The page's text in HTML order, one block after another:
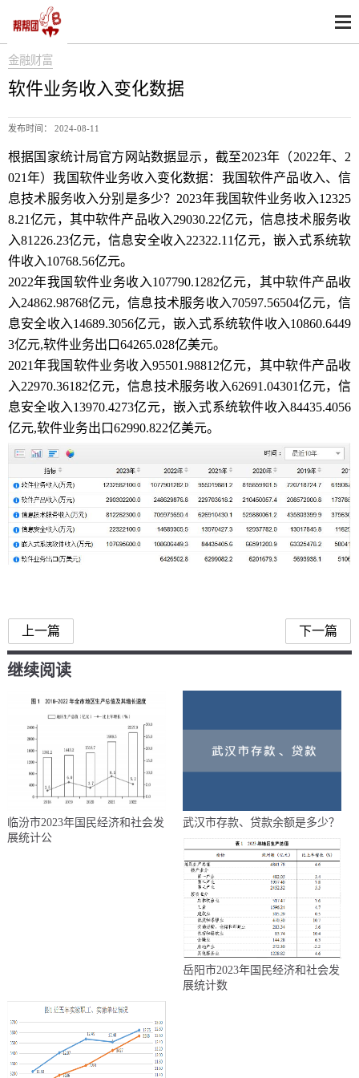
金融财富
软件业务收入变化数据
发布时间： 2024-08-11
根据国家统计局官方网站数据显示，截至2023年（2022年、2
021年）我国软件业务收入变化数据：我国软件产品收入、信
息技术服务收入分别是多少？2023年我国软件业务收入12325
8.21亿元，其中软件产品收入29030.22亿元，信息技术服务收
入81226.23亿元，信息安全收入22322.11亿元，嵌入式系统软
件收入10768.56亿元。
2022年我国软件业务收入107790.1282亿元，其中软件产品收
入24862.98768亿元，信息技术服务收入70597.56504亿元，信
息安全收入14689.3056亿元，嵌入式系统软件收入10860.6449
3亿元,软件业务出口64265.028亿美元。
2021年我国软件业务收入95501.98812亿元，其中软件产品收
入22970.36182亿元，信息技术服务收入62691.04301亿元，信
息安全收入13970.4273亿元，嵌入式系统软件收入84435.4056
亿元,软件业务出口62990.822亿美元。
上一篇 下一篇
继续阅读
临汾市2023年国民经济和社会发
展统计公
武汉市存款、贷款余额是多少？
岳阳市2023年国民经济和社会发
展统计数